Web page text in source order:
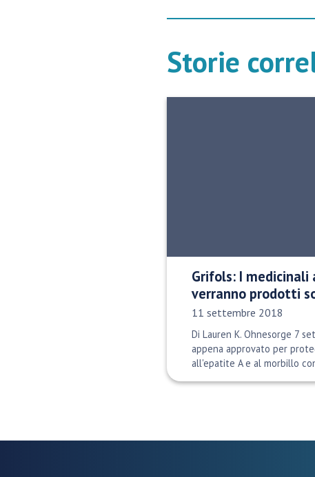
Storie
Grifols: I medicinali
verranno prodotti
Data di pubblicazione:
11 settembre 2018
Di Lauren K. Ohnesorge 7
appena approvato per
all'epatite A e al morbillo